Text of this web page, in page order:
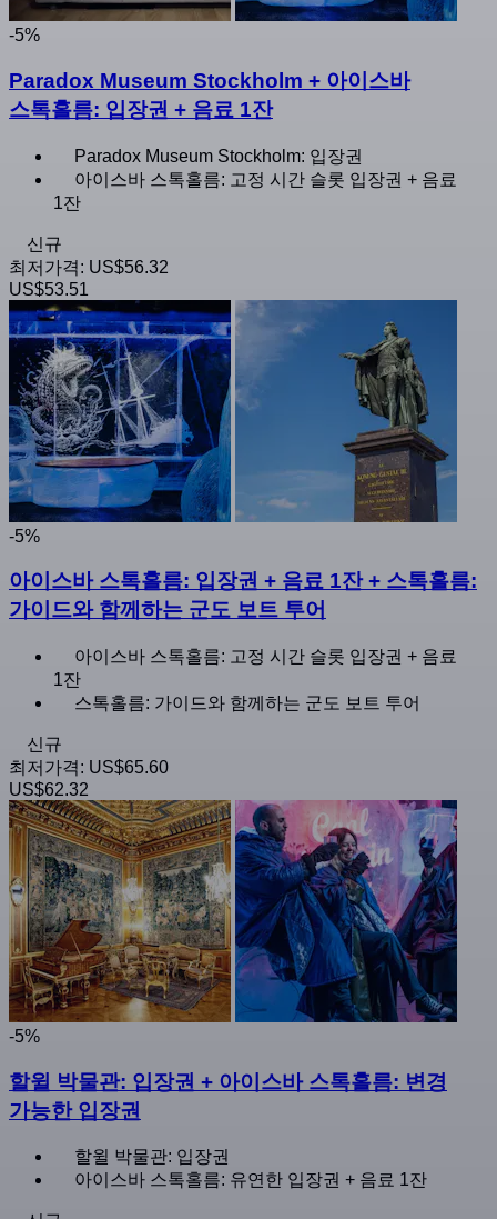
-5%
Paradox Museum Stockholm + 아이스바
스톡홀름: 입장권 + 음료 1잔
Paradox Museum Stockholm: 입장권
아이스바 스톡홀름: 고정 시간 슬롯 입장권 + 음료
1잔
신규
최저가격: US$56.32
US$53.51
-5%
아이스바 스톡홀름: 입장권 + 음료 1잔 + 스톡홀름:
가이드와 함께하는 군도 보트 투어
아이스바 스톡홀름: 고정 시간 슬롯 입장권 + 음료
1잔
스톡홀름: 가이드와 함께하는 군도 보트 투어
신규
최저가격: US$65.60
US$62.32
-5%
할윌 박물관: 입장권 + 아이스바 스톡홀름: 변경
가능한 입장권
할윌 박물관: 입장권
아이스바 스톡홀름: 유연한 입장권 + 음료 1잔